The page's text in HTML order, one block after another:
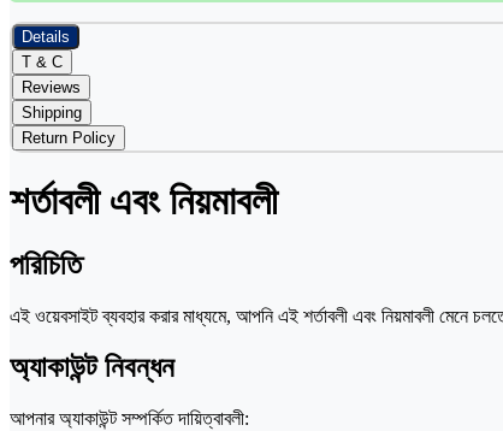
Details
T & C
Reviews
Shipping
Return Policy
শর্তাবলী এবং নিয়মাবলী
পরিচিতি
এই ওয়েবসাইট ব্যবহার করার মাধ্যমে, আপনি এই শর্তাবলী এবং নিয়মাবলী মেনে
অ্যাকাউন্ট নিবন্ধন
আপনার অ্যাকাউন্ট সম্পর্কিত দায়িত্বাবলী: